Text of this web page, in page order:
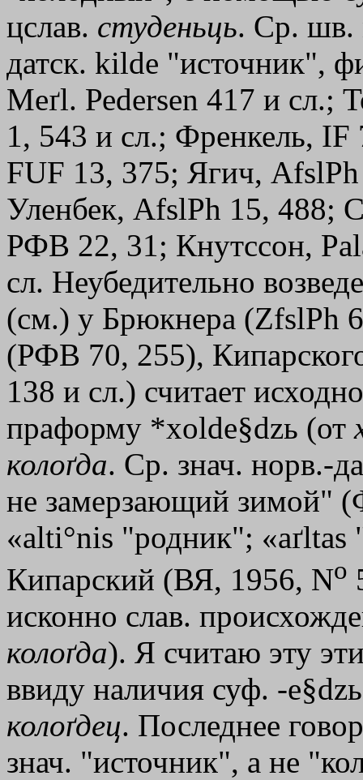
цслав. студеньць. Ср. шв.
датск. kildе "источник",
Мeґl. Реdеrsеn 417 и сл.;
1, 543 и сл.; Френкель,
FUF 13, 375; Ягич,
Уленбек, AfslPh 15, 488;
РФВ 22, 31; Кнутссон,
сл. Неубедительно
(см.) у Брюкнера (ZfslPh
(РФВ 70, 255),
138 и сл.) считает
праформу *хolde§dzь (от
колоґда. Ср. знач. норв.-
не замерзающий зимой"
«alti°nis "родник";
Кипарский (ВЯ, 1956, No
исконно слав.
колоґда). Я считаю эту
ввиду наличия суф. -
колоґдец. Последнее
знач. "источник", а не